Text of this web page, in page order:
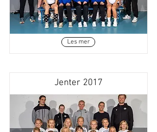
Les mer
Jenter 2017